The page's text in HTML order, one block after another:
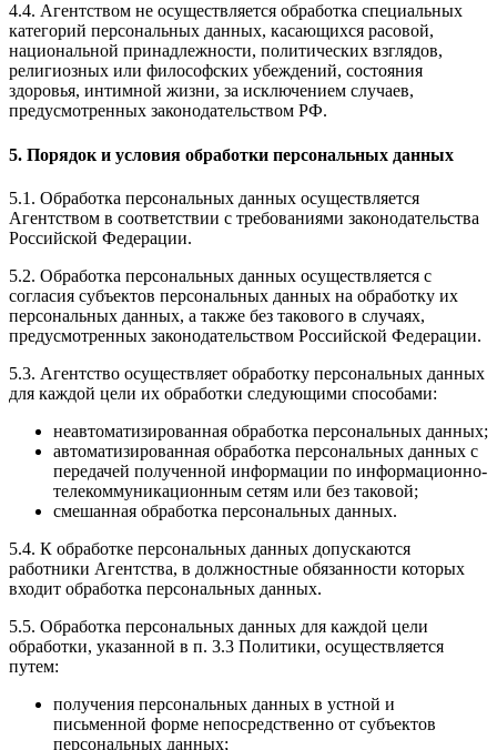
4.4. Агентством не осуществляется обработка специальных
категорий персональных данных, касающихся расовой,
национальной принадлежности, политических взглядов,
религиозных или философских убеждений, состояния
здоровья, интимной жизни, за исключением случаев,
предусмотренных законодательством РФ.
5. Порядок и условия обработки персональных данных
5.1. Обработка персональных данных осуществляется
Агентством в соответствии с требованиями законодательства
Российской Федерации.
5.2. Обработка персональных данных осуществляется с
согласия субъектов персональных данных на обработку их
персональных данных, а также без такового в случаях,
предусмотренных законодательством Российской Федерации.
5.3. Агентство осуществляет обработку персональных данных
для каждой цели их обработки следующими способами:
неавтоматизированная обработка персональных данных;
автоматизированная обработка персональных данных с
передачей полученной информации по информационно-
телекоммуникационным сетям или без таковой;
смешанная обработка персональных данных.
5.4. К обработке персональных данных допускаются
работники Агентства, в должностные обязанности которых
входит обработка персональных данных.
5.5. Обработка персональных данных для каждой цели
обработки, указанной в п. 3.3 Политики, осуществляется
путем:
получения персональных данных в устной и
письменной форме непосредственно от субъектов
персональных данных;